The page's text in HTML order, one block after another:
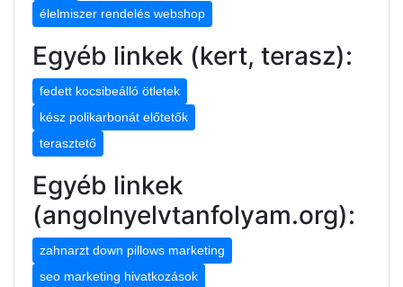
élelmiszer rendelés webshop
Egyéb linkek (kert, terasz):
fedett kocsibeálló ötletek
kész polikarbonát előtetők
terasztető
Egyéb linkek
(angolnyelvtanfolyam.org):
zahnarzt down pillows marketing
seo marketing hivatkozások